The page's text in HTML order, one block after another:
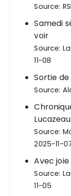
Source:
Samedi
voir
Source:
11-08
Sortie de
Source:
Lucazeau
Source:
2025-11-
Avec
Source:
11-05